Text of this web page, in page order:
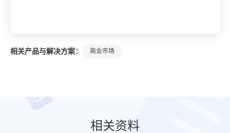
相关产品与解决方案： 商业市场
相关资料